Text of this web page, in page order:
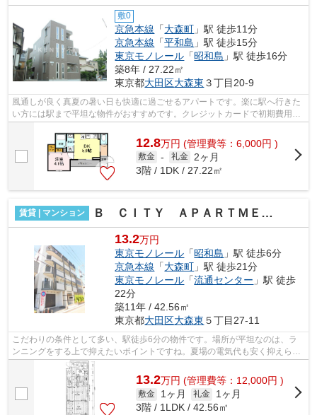
敷0
京急本線 「大森町 」駅 徒歩11分
京急本線 「平和島 」駅 徒歩15分
東京モノレール 「昭和島 」駅 徒歩16分
築8年 / 27.22㎡
東京都大田区大森東 ３丁目20-9
風通しが良く真夏の暑い日も快適に過ごせるアパートです。楽に駅へ行きた
い方には駅まで平坦な物件がおすすめです。クレジットカードで初期費用を
12.8万円 (管理費等：6,000円 )
敷金 - 礼金
2ヶ月
3階 / 1DK / 27.22㎡
賃貸 | マンション Ｂ ＣＩＴＹ ＡＰＡＲＴＭＥＮＴ ＴＯＫＹＯ ＳＯＵＴＨ
13.2万円
東京モノレール 「昭和島 」駅 徒歩6分
京急本線 「大森町 」駅 徒歩21分
東京モノレール 「流通センター 」駅 徒歩
22分
築11年 / 42.56㎡
東京都大田区大森東 ５丁目27-11
こだわりの条件として多い、駅徒歩6分の物件です。場所が平坦なのは、ラ
ンニングをする上で抑えたいポイントですね。夏場の電気代も安く抑えられ
る通風良好で快適な物件です。行く先に...
13.2万円 (管理費等：12,000円 )
敷金 1ヶ月 礼金
1ヶ月
3階 / 1LDK / 42.56㎡